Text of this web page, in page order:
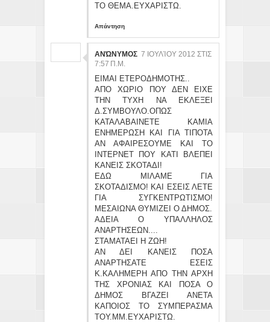
ΤΟ ΘΕΜΑ.ΕΥΧΑΡΙΣΤΩ.
Απάντηση
ΑΝΏΝΥΜΟΣ 7 ΙΟΥΛΊΟΥ 2012 ΣΤΙΣ
7:57 Π.Μ.
ΕΙΜΑΙ ΕΤΕΡΟΔΗΜΟΤΗΣ..
ΑΠΟ ΧΩΡΙΟ ΠΟΥ ΔΕΝ ΕΙΧΕ
ΤΗΝ ΤΥΧΗ ΝΑ ΕΚΛΕΞΕΙ
Δ.ΣΥΜΒΟΥΛΟ.ΟΠΩΣ
ΚΑΤΑΛΑΒΑΙΝΕΤΕ ΚΑΜΙΑ
ΕΝΗΜΕΡΩΣΗ ΚΑΙ ΓΙΑ ΤΙΠΟΤΑ
ΑΝ ΑΦΑΙΡΕΣΟΥΜΕ ΚΑΙ ΤΟ
ΙΝΤΕΡΝΕΤ ΠΟΥ ΚΑΤΙ ΒΛΕΠΕΙ
ΚΑΝΕΙΣ ΣΚΟΤΑΔΙ!
ΕΔΩ ΜΙΛΑΜΕ ΓΙΑ
ΣΚΟΤΑΔΙΣΜΟ! ΚΑΙ ΕΣΕΙΣ ΛΕΤΕ
ΓΙΑ ΣΥΓΚΕΝΤΡΩΤΙΣΜΟ!
ΜΕΣΑΙΩΝΑ ΘΥΜΙΖΕΙ Ο ΔΗΜΟΣ.
ΑΔΕΙΑ Ο ΥΠΑΛΛΗΛΟΣ
ΑΝΑΡΤΗΣΕΩΝ....
ΣΤΑΜΑΤΑΕΙ Η ΖΩΗ!
ΑΝ ΔΕΙ ΚΑΝΕΙΣ ΠΟΣΑ
ΑΝΑΡΤΗΣΑΤΕ ΕΣΕΙΣ
Κ.ΚΑΛΗΜΕΡΗ ΑΠΟ ΤΗΝ ΑΡΧΗ
ΤΗΣ ΧΡΟΝΙΑΣ ΚΑΙ ΠΟΣΑ Ο
ΔΗΜΟΣ ΒΓΑΖΕΙ ΑΝΕΤΑ
ΚΑΠΟΙΟΣ ΤΟ ΣΥΜΠΕΡΑΣΜΑ
ΤΟΥ.ΜΜ.ΕΥΧΑΡΙΣΤΩ.